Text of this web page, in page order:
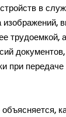
в
изображений,
трудоемкой,
при